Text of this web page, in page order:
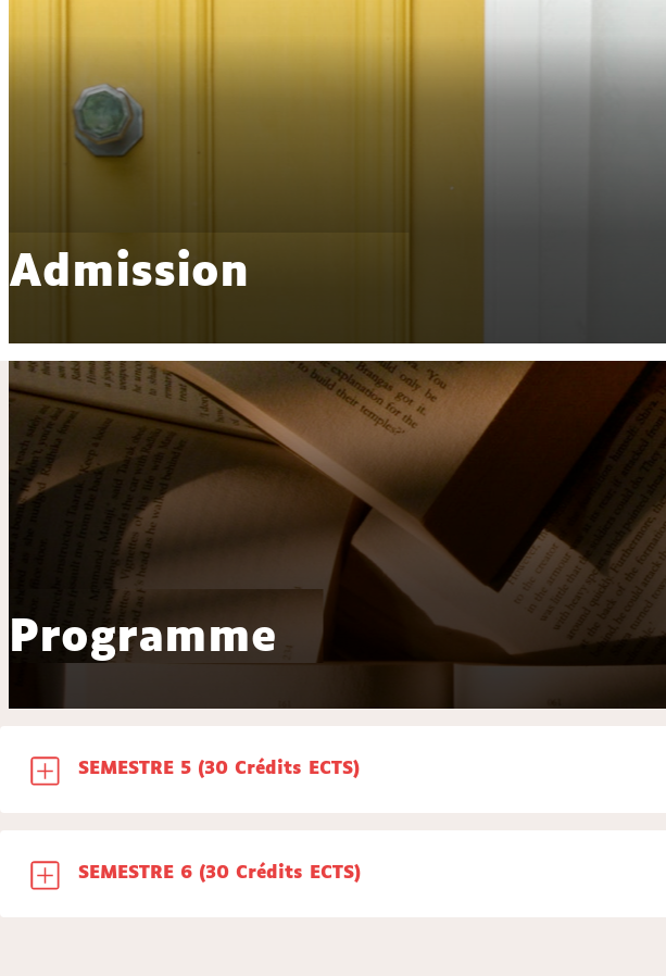
Admission
Programme
SEMESTRE 5 (30 Crédits ECTS)
SEMESTRE 6 (30 Crédits ECTS)